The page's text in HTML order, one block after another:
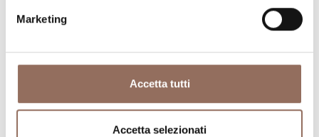
Marketing
Accetta tutti
Accetta selezionati
Registro
Servizi